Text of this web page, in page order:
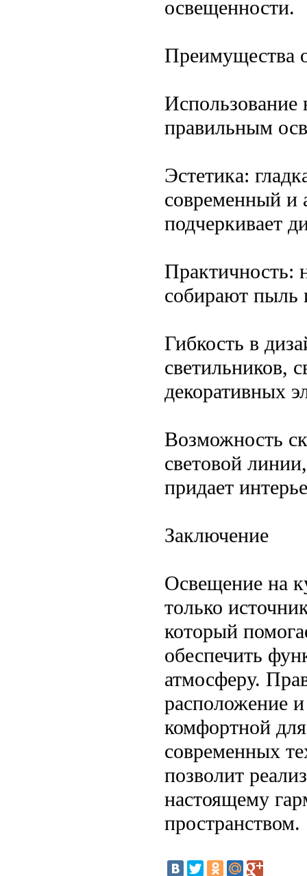
освещенности.
Преимущества
Использование
правильным
Эстетика:
современный и
подчеркивает
Практичность:
собирают пыль
Гибкость в
светильников,
декоративных
Возможность
световой
придает
Заключение
Освещение на
только
который
обеспечить
атмосферу.
расположение
комфортной
современных
позволит
настоящему
пространством.